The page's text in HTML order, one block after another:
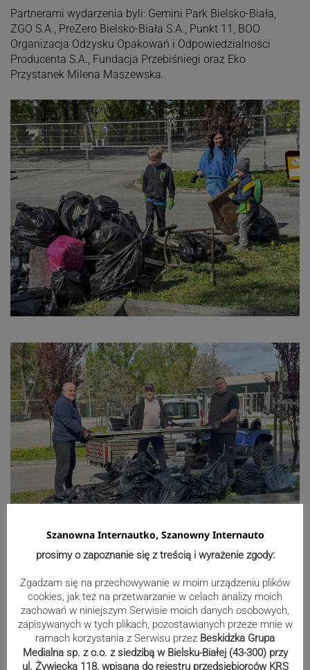
Partnerami wydarzenia byli: Gemini Park Bielsko-Biała,
ZGO S.A., PreZero Bielsko-Biała S.A., Punkt 11, BOO
Organizacja Odzysku Opakowań i Odpowiedzialności
Producenta S.A., Fundacja Przebiśniegi oraz Eko
Przystanek Milena Maszewska.
Szanowna Internautko, Szanowny Internauto
prosimy o zapoznanie się z treścią i wyrażenie zgody:
Zgadzam się na przechowywanie w moim urządzeniu plików
cookies, jak też na przetwarzanie w celach analizy moich
zachowań w niniejszym Serwisie moich danych osobowych,
zapisywanych w tych plikach, pozostawianych przeze mnie w
ramach korzystania z Serwisu przez Beskidzka Grupa
Medialna sp. z o.o. z siedzibą w Bielsku-Białej (43-300) przy
ul. Żywiecka 118, wpisana do rejestru przedsiębiorców KRS